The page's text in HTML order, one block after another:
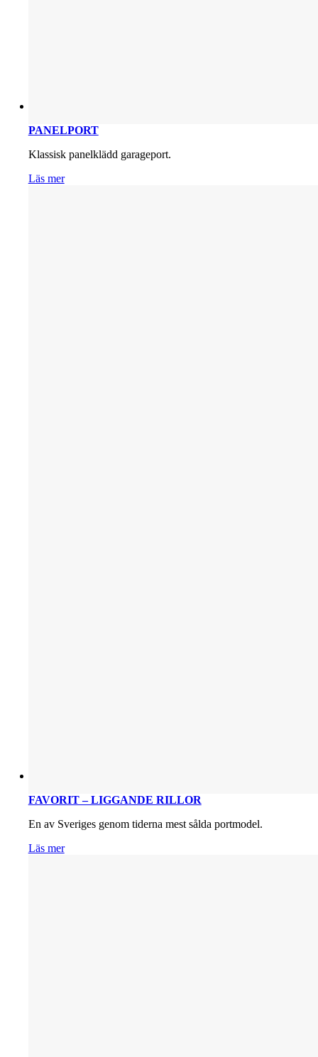
PANELPORT
Klassisk panelklädd garageport.
Läs mer
FAVORIT – LIGGANDE RILLOR
En av Sveriges genom tiderna mest sålda portmodel.
Läs mer